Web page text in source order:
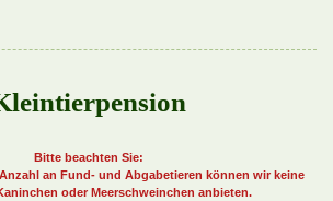
Bitte beachten Sie:
an Fund- und Abgabetieren können wir keine
oder Meerschweinchen anbieten.